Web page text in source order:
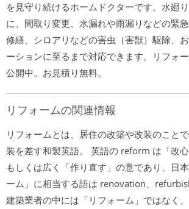
を見守り続けるホームドクターです。水廻
に、間取り変更、水漏れや雨漏りなどの緊
修繕、シロアリなどの害虫（害獣）駆除、
ーションに至るまで対応できます。リフォ
公開中。お見積り無料。
リフォームの関連情報
リフォームとは、居住の改築や改装のこと
装を差す和製英語。 英語の reform は「改心
もしくは広く「作り直す」の意であり、日
ーム」に相当する語は renovation、
建築業者の中には「リフォーム」ではなく、